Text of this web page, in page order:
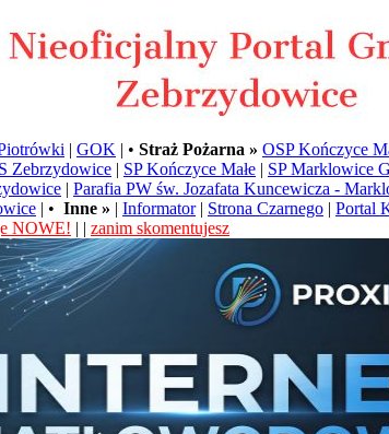
| GOK | • Straż Pożarna » OSP Kończyce
Zebrzydowice | SP Kończyce Małe | SP Marklowice
| Parafia PW św. Jozafata Kuncewicza -
| • Inne » | Informator| Strona Czarnego | Portal
NOWE! | | zanim skomentujesz